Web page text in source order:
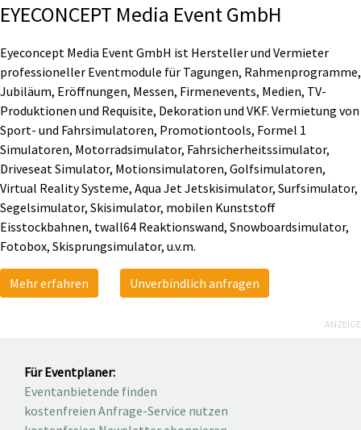
EYECONCEPT Media Event GmbH
Eyeconcept Media Event GmbH ist Hersteller und Vermieter
professioneller Eventmodule für Tagungen, Rahmenprogramme,
Jubiläum, Eröffnungen, Messen, Firmenevents, Medien, TV-
Produktionen und Requisite, Dekoration und VKF. Vermietung von
Sport- und Fahrsimulatoren, Promotiontools, Formel 1
Simulatoren, Motorradsimulator, Fahrsicherheitssimulator,
Driveseat Simulator, Motionsimulatoren, Golfsimulatoren,
Virtual Reality Systeme, Aqua Jet Jetskisimulator, Surfsimulator,
Segelsimulator, Skisimulator, mobilen Kunststoff
Eisstockbahnen, twall64 Reaktionswand, Snowboardsimulator,
Fotobox, Skisprungsimulator, u.v.m.
Mehr erfahren Unverbindlich anfragen
ANZEIGE
Für Eventplaner:
Eventanbietende finden
kostenfreien Anfrage-Service nutzen